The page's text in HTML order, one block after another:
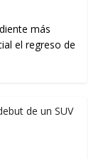
más
el regreso de
de un SUV